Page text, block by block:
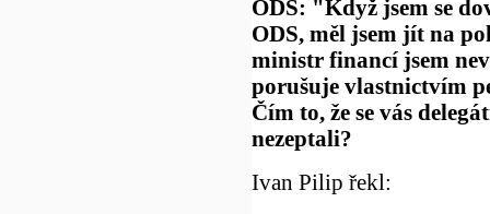
ODS: "Když jsem se
ODS, měl jsem jít na
ministr financí jsem
porušuje vlastnictvím
Čím to, že se vás
nezeptali?
Ivan Pilip řekl: